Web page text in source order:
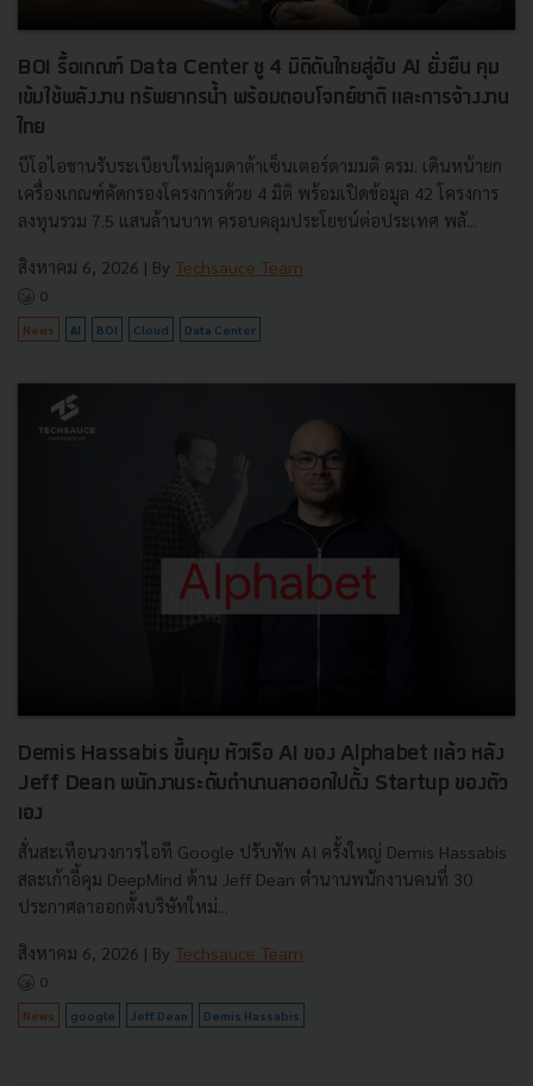
BOI รื้อเกณฑ์ Data Center ชู 4 มิติดันไทยสู่ฮับ AI ยั่งยืน คุม
เข้มใช้พลังงาน ทรัพยากรน้ำ พร้อมตอบโจทย์ชาติ และการจ้างงาน
ไทย
บีโอไอขานรับระเบียบใหม่คุมดาต้าเซ็นเตอร์ตามมติ ครม. เดินหน้ายก
เครื่องเกณฑ์คัดกรองโครงการด้วย 4 มิติ พร้อมเปิดข้อมูล 42 โครงการ
ลงทุนรวม 7.5 แสนล้านบาท ครอบคลุมประโยชน์ต่อประเทศ พลั...
สิงหาคม 6, 2026 | By Techsauce Team
0
News AI BOI Cloud Data Center
Demis Hassabis ขึ้นคุม หัวเรือ AI ของ Alphabet แล้ว หลัง
Jeff Dean พนักงานระดับตำนานลาออกไปตั้ง Startup ของตัว
เอง
สั่นสะเทือนวงการไอที Google ปรับทัพ AI ครั้งใหญ่ Demis Hassabis
สละเก้าอี้คุม DeepMind ด้าน Jeff Dean ตำนานพนักงานคนที่ 30
ประกาศลาออกตั้งบริษัทใหม่...
สิงหาคม 6, 2026 | By Techsauce Team
0
News google Jeff Dean Demis Hassabis